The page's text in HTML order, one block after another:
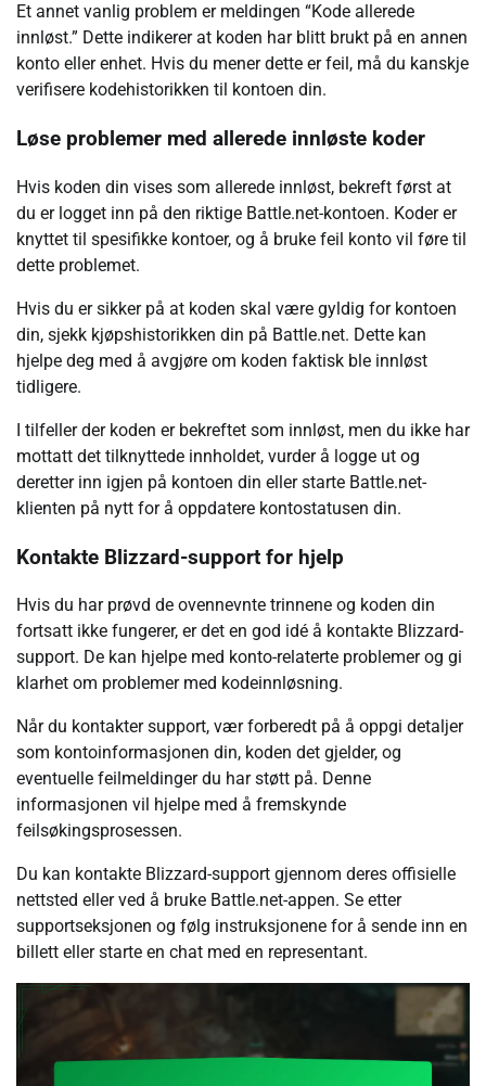
Et annet vanlig problem er meldingen “Kode allerede
innløst.” Dette indikerer at koden har blitt brukt på en annen
konto eller enhet. Hvis du mener dette er feil, må du kanskje
verifisere kodehistorikken til kontoen din.
Løse problemer med allerede innløste koder
Hvis koden din vises som allerede innløst, bekreft først at
du er logget inn på den riktige Battle.net-kontoen. Koder er
knyttet til spesifikke kontoer, og å bruke feil konto vil føre til
dette problemet.
Hvis du er sikker på at koden skal være gyldig for kontoen
din, sjekk kjøpshistorikken din på Battle.net. Dette kan
hjelpe deg med å avgjøre om koden faktisk ble innløst
tidligere.
I tilfeller der koden er bekreftet som innløst, men du ikke har
mottatt det tilknyttede innholdet, vurder å logge ut og
deretter inn igjen på kontoen din eller starte Battle.net-
klienten på nytt for å oppdatere kontostatusen din.
Kontakte Blizzard-support for hjelp
Hvis du har prøvd de ovennevnte trinnene og koden din
fortsatt ikke fungerer, er det en god idé å kontakte Blizzard-
support. De kan hjelpe med konto-relaterte problemer og gi
klarhet om problemer med kodeinnløsning.
Når du kontakter support, vær forberedt på å oppgi detaljer
som kontoinformasjonen din, koden det gjelder, og
eventuelle feilmeldinger du har støtt på. Denne
informasjonen vil hjelpe med å fremskynde
feilsøkingsprosessen.
Du kan kontakte Blizzard-support gjennom deres offisielle
nettsted eller ved å bruke Battle.net-appen. Se etter
supportseksjonen og følg instruksjonene for å sende inn en
billett eller starte en chat med en representant.